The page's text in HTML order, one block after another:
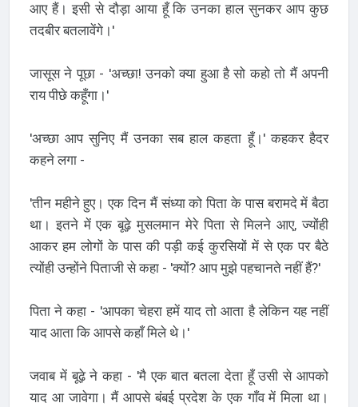
आए हैं। इसी से दौड़ा आया हूँ कि उनका हाल सुनकर आप कुछ
तदबीर बतलावेंगे।'
जासूस ने पूछा - 'अच्छा! उनको क्या हुआ है सो कहो तो मैं अपनी
राय पीछे कहूँगा।'
'अच्छा आप सुनिए मैं उनका सब हाल कहता हूँ।' कहकर हैदर
कहने लगा -
'तीन महीने हुए। एक दिन मैं संध्या को पिता के पास बरामदे में बैठा
था। इतने में एक बूढ़े मुसलमान मेरे पिता से मिलने आए, ज्योंही
आकर हम लोगों के पास की पड़ी कई कुरसियों में से एक पर बैठे
त्योंही उन्होंने पिताजी से कहा - 'क्यों? आप मुझे पहचानते नहीं हैं?'
पिता ने कहा - 'आपका चेहरा हमें याद तो आता है लेकिन यह नहीं
याद आता कि आपसे कहाँ मिले थे।'
जवाब में बूढ़े ने कहा - 'मै एक बात बतला देता हूँ उसी से आपको
याद आ जावेगा। मैं आपसे बंबई प्रदेश के एक गाँव में मिला था।